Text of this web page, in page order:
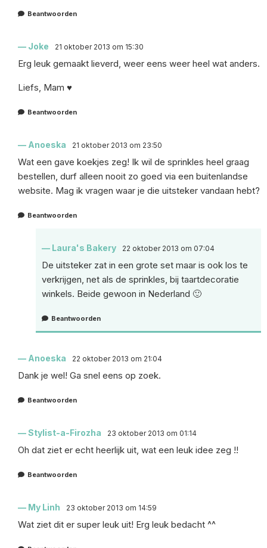
Beantwoorden
Joke 21 oktober 2013 om 15:30
Erg leuk gemaakt lieverd, weer eens weer heel wat anders.
Liefs, Mam ♥
Beantwoorden
Anoeska 21 oktober 2013 om 23:50
Wat een gave koekjes zeg! Ik wil de sprinkles heel graag
bestellen, durf alleen nooit zo goed via een buitenlandse
website. Mag ik vragen waar je die uitsteker vandaan hebt?
Beantwoorden
Laura's Bakery 22 oktober 2013 om 07:04
De uitsteker zat in een grote set maar is ook los te
verkrijgen, net als de sprinkles, bij taartdecoratie
winkels. Beide gewoon in Nederland 🙂
Beantwoorden
Anoeska 22 oktober 2013 om 21:04
Dank je wel! Ga snel eens op zoek.
Beantwoorden
Stylist-a-Firozha 23 oktober 2013 om 01:14
Oh dat ziet er echt heerlijk uit, wat een leuk idee zeg !!
Beantwoorden
My Linh 23 oktober 2013 om 14:59
Wat ziet dit er super leuk uit! Erg leuk bedacht ^^